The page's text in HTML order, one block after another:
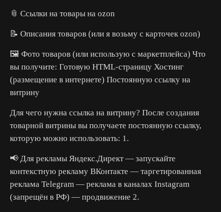
📎 Ссылки на товары на ozon
📝 Описания товаров (или я возьму с карточек ozon)
🖼️ Фото товаров (или использую с маркетплейса) Что
вы получите: Готовую HTML-страницу Хостинг
(размещение в интернете) Постоянную ссылку на
витрину
Для чего нужна ссылка на витрину? После создания
товарной витрины вы получаете постоянную ссылку,
которую можно использовать: 1.
📢 Для рекламы Яндекс.Директ — запускайте
контекстную рекламу ВКонтакте — таргетированная
реклама Telegram — реклама в каналах Instagram
(запрещён в РФ) — продвижение 2.